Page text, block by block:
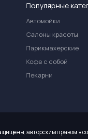
Популярные
Автомойки
Салоны красоты
Парикмахерские
Кофе с собой
Пекарни
авторским правом в